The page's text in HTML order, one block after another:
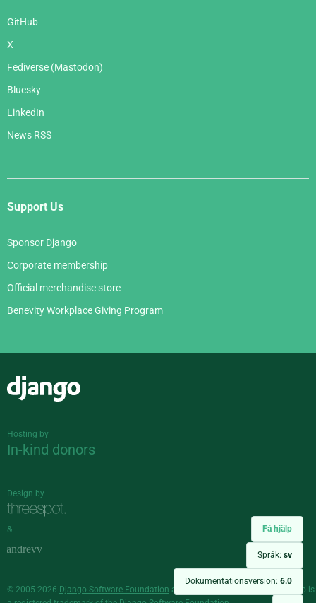
Få hjälp
Språk: sv
Dokumentationsversion: 6.0
GitHub
X
Fediverse (Mastodon)
Bluesky
LinkedIn
News RSS
Support Us
Sponsor Django
Corporate membership
Official merchandise store
Benevity Workplace Giving Program
Hosting by
In-kind donors
Design by
&
© 2005-2026 Django Software Foundation and individual contributors. Django is